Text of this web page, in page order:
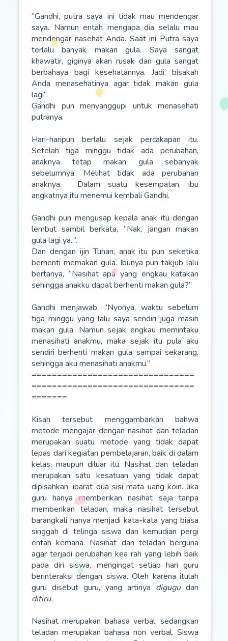
“Gandhi, putra saya ini tidak mau mendengar
saya. Namun entah mengapa dia selalu mau
mendengar nasehat Anda. Saat ini Putra saya
terlalu banyak makan gula. Saya sangat
khawatir, giginya akan rusak dan gula sangat
berbahaya bagi kesehatannya. Jadi, bisakah
Anda menasehatinya agar tidak makan gula
lagi”.
Gandhi pun menyanggupi untuk menasehati
putranya.
Hari-haripun berlalu sejak percakapan itu.
Setelah tiga minggu tidak ada perubahan,
anaknya tetap makan gula sebanyak
sebelumnya. Melihat tidak ada perubahan
anaknya. Dalam suatu kesempatan, ibu
angkatnya itu menemui kembali Gandhi.
Gandhi pun mengusap kepala anak itu dengan
lembut sambil berkata, “Nak, jangan makan
gula lagi ya..”.
Dan dengan ijin Tuhan, anak itu pun seketika
berhenti memakan gula. Ibunya pun takjub lalu
bertanya, “Nasihat apa yang engkau katakan
sehingga anakku dapat berhenti makan gula?”
Gandhi menjawab, “Nyonya, waktu sebelum
tiga minggu yang lalu saya sendiri juga masih
makan gula. Namun sejak engkau memintaku
menasihati anakmu, maka sejak itu pula aku
sendiri berhenti makan gula sampai sekarang,
sehingga aku menasihati anakmu.”
================================
================================
=======
Kisah tersebut menggambarkan bahwa
metode mengajar dengan nasihat dan teladan
merupakan suatu metode yang tidak dapat
lepas dari kegiatan pembelajaran, baik di dalam
kelas, maupun diluar itu. Nasihat dan teladan
merupakan satu kesatuan yang tidak dapat
dipisahkan, ibarat dua sisi mata uang koin. Jika
guru hanya memberikan nasihat saja tanpa
memberikan teladan, maka nasihat tersebut
barangkali hanya menjadi kata-kata yang biasa
singgah di telinga siswa dan kemudian pergi
entah kemana. Nasihat dan teladan berguna
agar terjadi perubahan kea rah yang lebih baik
pada diri siswa, mengingat setiap hari guru
berinteraksi dengan siswa. Oleh karena itulah
guru disebut guru, yang artinya digugudan
ditiru.
Nasihat merupakan bahasa verbal, sedangkan
teladan merupakan bahasa non verbal. Siswa